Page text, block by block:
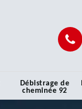
Débistrage de
cheminée 92